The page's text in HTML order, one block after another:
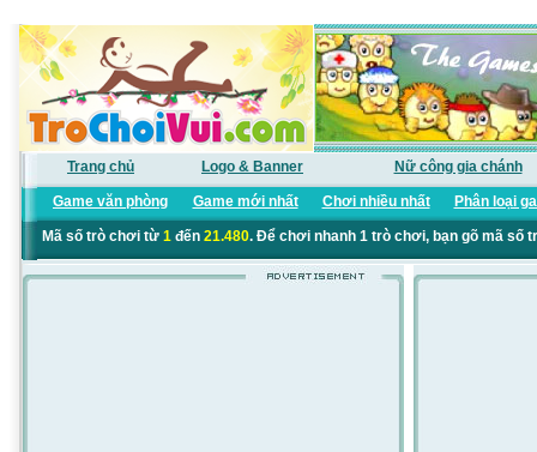
Trang chủ Logo & Banner Nữ công gia chánh
Game văn phòng Game mới nhất Chơi nhiều nhất Phân loại
Mã số trò chơi từ 1đến 21.480. Để chơi nhanh 1 trò chơi, bạn gõ mã số